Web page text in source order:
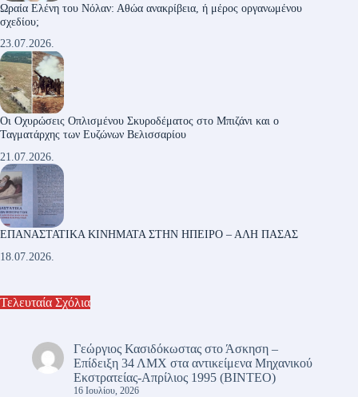
Ωραία Ελένη του Νόλαν: Αθώα ανακρίβεια, ή μέρος οργανωμένου
σχεδίου;
23.07.2026.
Οι Οχυρώσεις Οπλισμένου Σκυροδέματος στο Μπιζάνι και ο
Ταγματάρχης των Ευζώνων Βελισσαρίου
21.07.2026.
ΕΠΑΝΑΣΤΑΤΙΚΑ ΚΙΝΗΜΑΤΑ ΣΤΗΝ ΗΠΕΙΡΟ – ΑΛΗ ΠΑΣΑΣ
18.07.2026.
Τελευταία Σχόλια
Γεώργιος Κασιδόκωστας στο Άσκηση –
Επίδειξη 34 ΛΜΧ στα αντικείμενα Μηχανικού
Εκστρατείας-Απρίλιος 1995 (ΒΙΝΤΕΟ)
16 Ιουλίου, 2026